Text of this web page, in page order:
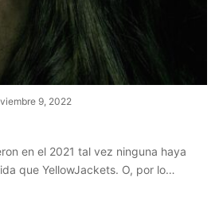
9, 2022
en el 2021 tal vez ninguna haya
que YellowJackets. O, por lo…